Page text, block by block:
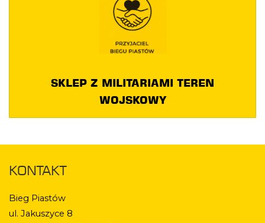
SKLEP Z MILITARIAMI TEREN
WOJSKOWY
KONTAKT
Bieg Piastów
ul. Jakuszyce 8